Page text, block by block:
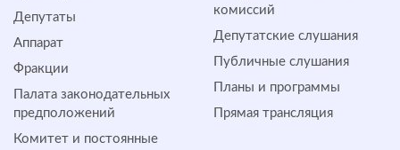
Депутаты
Аппарат
Фракции
Палата законодательных
предположений
Комитет и постоянные
комиссий
Депутатские слушания
Публичные слушания
Планы и программы
Прямая трансляция